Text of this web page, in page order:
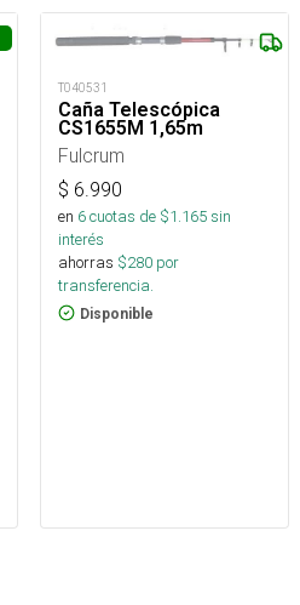
T040531
Caña Telescópica
CS1655M 1,65m
Fulcrum
$ 6.990
en 6cuotas de $1.165sin
interés
ahorras $280 por
transferencia.
Disponible